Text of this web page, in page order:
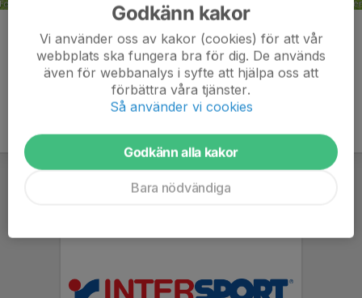
Kommentarer
Godkänn kakor
Vi använder oss av kakor (cookies) för att vår
webbplats ska fungera bra för dig. De används
även för webbanalys i syfte att hjälpa oss att
förbättra våra tjänster.
Så använder vi cookies
Godkänn alla kakor
Bara nödvändiga